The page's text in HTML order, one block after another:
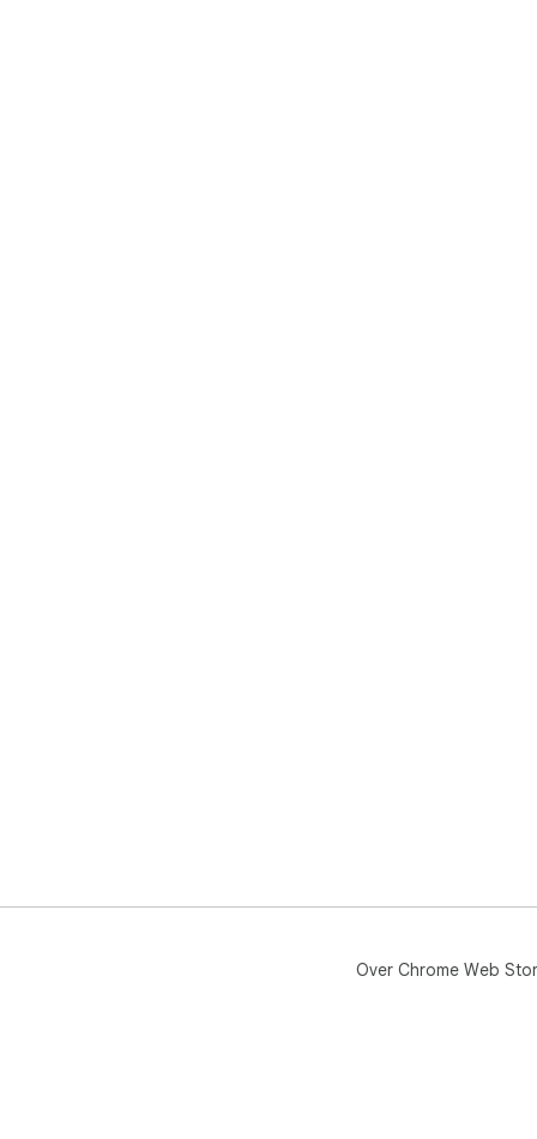
Over Chrome Web